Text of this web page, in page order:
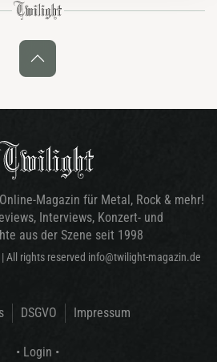
Magazin für Metal, Rock & mehr!
Interviews, Konzert- und
aus der Szene seit 1998
| All rights reserved info@twilight-magazin.de
DSGVO Impressum
• Login •